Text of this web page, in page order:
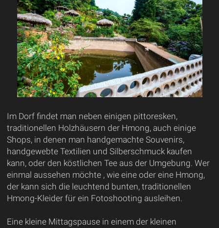
Im Dorf findet man neben einigen pittoresken,
traditionellen Holzhäusern der Hmong, auch einige
Shops, in denen man handgemachte Souvenirs,
handgewebte Textilien und Silberschmuck kaufen
kann, oder den köstlichen Tee aus der Umgebung. Wer
einmal aussehen möchte , wie eine oder eine Hmong,
der kann sich die leuchtend bunten, traditionellen
Hmong-Kleider für ein Fotoshooting ausleihen.
Eine kleine Mittagspause in einem der kleinen